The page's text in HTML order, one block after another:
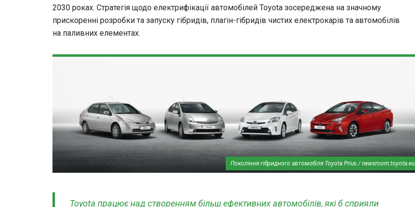
2030 роках. Стратегія щодо електрифікації автомобілей Toyota зосереджена на значному
прискоренні розробки та запуску гібридів, плагін-гібридів чистих електрокарів та автомобілів
на паливних елементах.
Покоління гібридного автомобіля Toyota Prius / newsroom.toyota.eu
Toyota працює над створенням більш ефективних автомобілів, які б сприяли